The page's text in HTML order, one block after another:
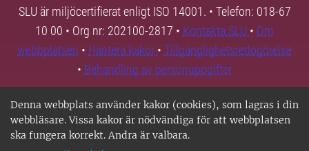
Denna webbplats använder kakor (cookies), som lagras i din
webbläsare. Vissa kakor är nödvändiga för att webbplatsen
ska fungera korrekt. Andra är valbara.
SLU är miljöcertifierat enligt ISO 14001. • Telefon: 018-67
10 00 • Org nr: 202100-2817 • Kontakta SLU • Om
webbplatsen • Hantera kakor • Tillgänglighetsredogörelse
• Behandling av personuppgifter